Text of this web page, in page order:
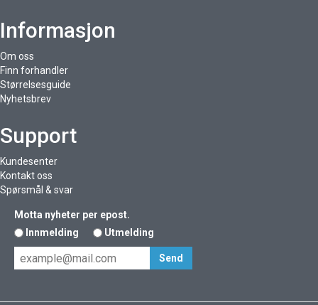
Informasjon
Om oss
Finn forhandler
Størrelsesguide
Nyhetsbrev
Support
Kundesenter
Kontakt oss
Spørsmål & svar
Motta nyheter per epost.
Innmelding
Utmelding